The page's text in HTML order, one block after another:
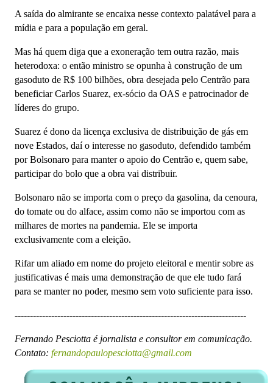
A saída do almirante se encaixa nesse contexto palatável para a
mídia e para a população em geral.
Mas há quem diga que a exoneração tem outra razão, mais
heterodoxa: o então ministro se opunha à construção de um
gasoduto de R$ 100 bilhões, obra desejada pelo Centrão para
beneficiar Carlos Suarez, ex-sócio da OAS e patrocinador de
líderes do grupo.
Suarez é dono da licença exclusiva de distribuição de gás em
nove Estados, daí o interesse no gasoduto, defendido também
por Bolsonaro para manter o apoio do Centrão e, quem sabe,
participar do bolo que a obra vai distribuir.
Bolsonaro não se importa com o preço da gasolina, da cenoura,
do tomate ou do alface, assim como não se importou com as
milhares de mortes na pandemia. Ele se importa
exclusivamente com a eleição.
Rifar um aliado em nome do projeto eleitoral e mentir sobre as
justificativas é mais uma demonstração de que ele tudo fará
para se manter no poder, mesmo sem voto suficiente para isso.
----------------------------------------------------------------------------
Fernando Pesciotta é jornalista e consultor em comunicação.
Contato: fernandopaulopesciotta@gmail.com